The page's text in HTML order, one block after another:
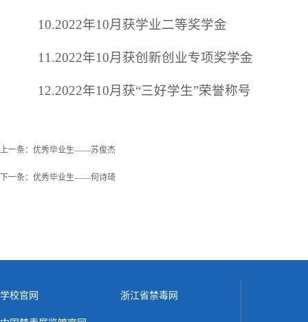
10.2022年10月获学业二等奖学金
11.2022年10月获创新创业专项奖学金
12.2022年10月获“三好学生”荣誉称号
上一条： 优秀毕业生——苏俊杰
下一条： 优秀毕业生——何诗琦
学校官网
浙江省禁毒网